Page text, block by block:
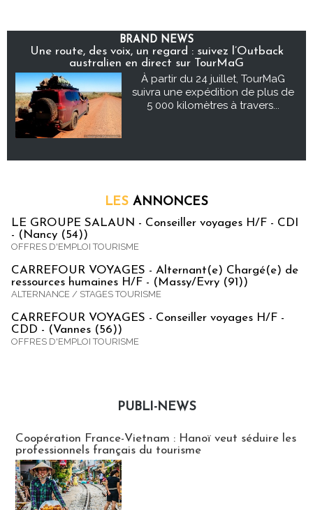
BRAND NEWS
Une route, des voix, un regard : suivez l’Outback
australien en direct sur TourMaG
À partir du 24 juillet, TourMaG
suivra une expédition de plus de
5 000 kilomètres à travers...
LES ANNONCES
LE GROUPE SALAUN - Conseiller voyages H/F - CDI
- (Nancy (54))
OFFRES D'EMPLOI TOURISME
CARREFOUR VOYAGES - Alternant(e) Chargé(e) de
ressources humaines H/F - (Massy/Evry (91))
ALTERNANCE / STAGES TOURISME
CARREFOUR VOYAGES - Conseiller voyages H/F -
CDD - (Vannes (56))
OFFRES D'EMPLOI TOURISME
PUBLI-NEWS
Coopération France-Vietnam : Hanoï veut séduire les
professionnels français du tourisme